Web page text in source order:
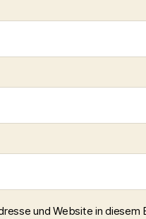
und Website in diesem